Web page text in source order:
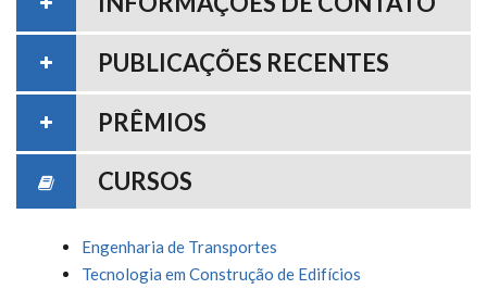
PUBLICAÇÕES RECENTES
PRÊMIOS
CURSOS
Engenharia de Transportes
Tecnologia em Construção de Edifícios